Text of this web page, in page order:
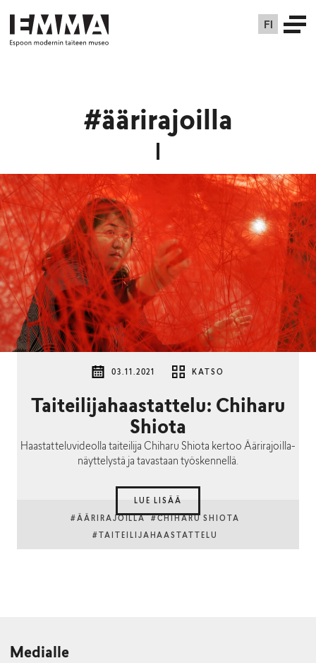
FI
#äärirajoilla
03.11.2021 KATSO
Taiteilijahaastattelu: Chiharu
Shiota
Haastatteluvideolla taiteilija Chiharu Shiota kertoo Äärirajoilla-
näyttelystä ja tavastaan työskennellä.
LUE LISÄÄ
#ÄÄRIRAJOILLA#CHIHARU SHIOTA
#TAITEILIJAHAASTATTELU
Medialle